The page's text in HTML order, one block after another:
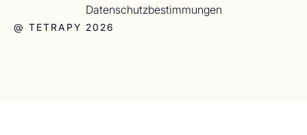
@ TETRAPY 2026
Datenschutzbestimmungen